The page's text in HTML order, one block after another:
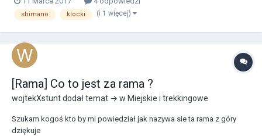
Z góry dziękuję
shimano klocki (i 1 więcej)
[Rama] Co to jest za rama ?
wojtekXstuntdodał temat → w Miejskie i trekkingowe
Szukam kogoś kto by mi powiedział jak nazywa sie ta rama z góry
dziękuje